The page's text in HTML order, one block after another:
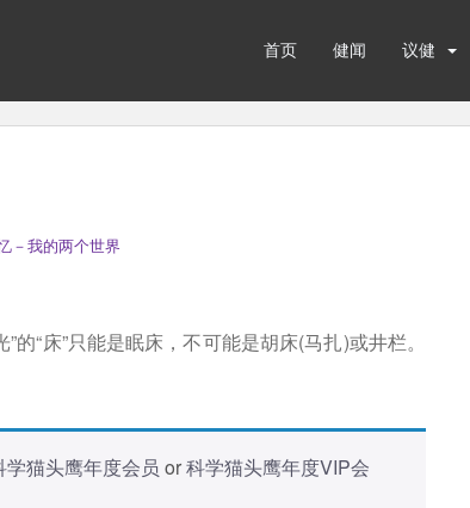
首页 健闻 议健
－我的两个世界
“床”只能是眠床，不可能是胡床(马扎)或井栏。
学猫头鹰年度会员 or科学猫头鹰年度VIP会